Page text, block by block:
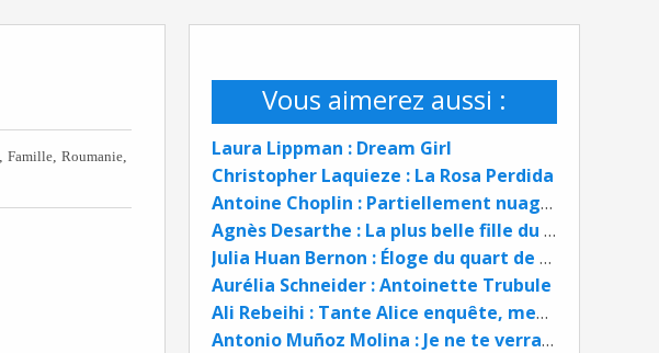
Vous aimerez aussi :
Laura Lippman : Dream Girl
Christopher Laquieze : La Rosa Perdida
Antoine Choplin : Partiellement nuageux
Agnès Desarthe : La plus belle fille du monde
Julia Huan Bernon : Éloge du quart de siècle
Aurélia Schneider : Antoinette Trubule
Ali Rebeihi : Tante Alice enquête, meurtres en chaîne
Antonio Muñoz Molina : Je ne te verrai pas mourir
Famille Roumanie